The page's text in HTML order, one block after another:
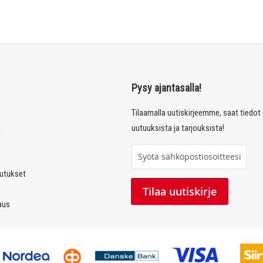
Pysy ajantasalla!
Tilaamalla uutiskirjeemme, saat tiedot
uutuuksista ja tarjouksista!
i
l
t
Tilaa uutiskirje